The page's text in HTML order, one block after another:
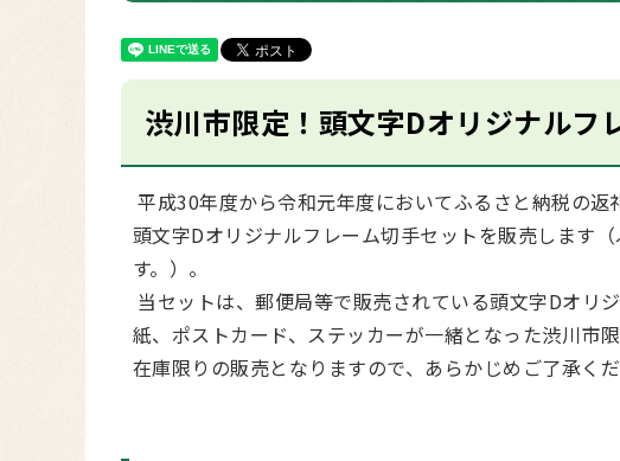
渋川市限定！頭文字Dオリジナルフ
平成30年度から令和元年度においてふるさと納税の
頭文字Dオリジナルフレーム切手セットを販売します
す。）。
当セットは、郵便局等で販売されている頭文字Dオリ
紙、ポストカード、ステッカーが一緒となった渋川市限
在庫限りの販売となりますので、あらかじめご了承くだ